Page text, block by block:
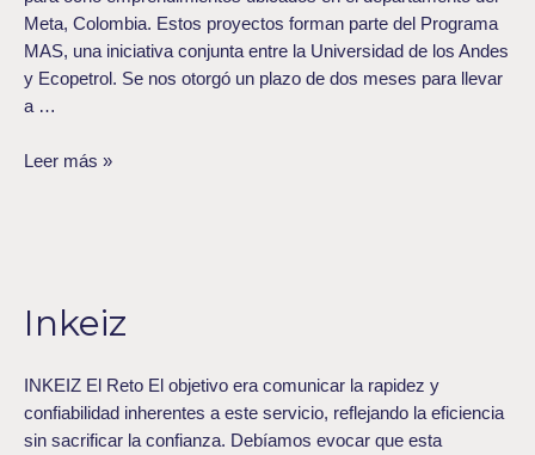
Meta, Colombia. Estos proyectos forman parte del Programa
MAS, una iniciativa conjunta entre la Universidad de los Andes
y Ecopetrol. Se nos otorgó un plazo de dos meses para llevar
a …
Leer más »
Inkeiz
INKEIZ El Reto El objetivo era comunicar la rapidez y
confiabilidad inherentes a este servicio, reflejando la eficiencia
sin sacrificar la confianza. Debíamos evocar que esta